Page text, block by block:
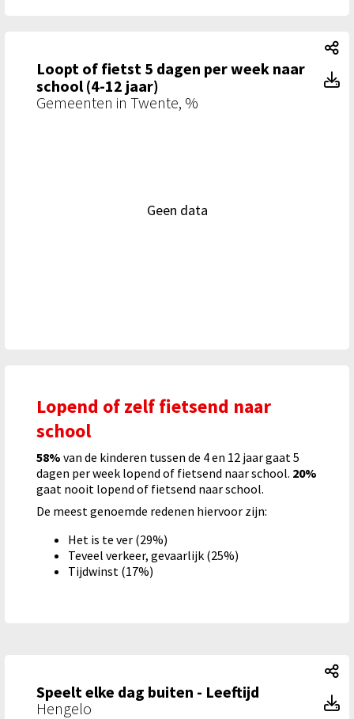
Loopt of fietst 5 dagen per week naar
school (4-12 jaar)
Gemeenten in Twente, %
Geen data
Lopend of zelf fietsend naar
school
58% van de kinderen tussen de 4 en 12 jaar gaat 5
dagen per week lopend of fietsend naar school. 20%
gaat nooit lopend of fietsend naar school.
De meest genoemde redenen hiervoor zijn:
Het is te ver (29%)
Teveel verkeer, gevaarlijk (25%)
Tijdwinst (17%)
Speelt elke dag buiten - Leeftijd
Hengelo